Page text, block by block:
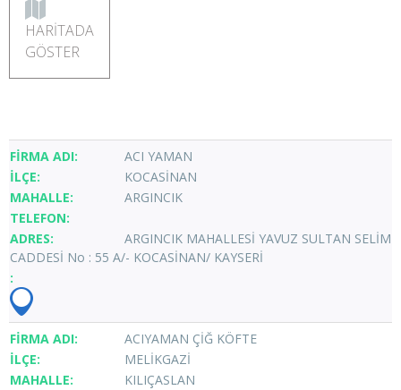
HARİTADA
GÖSTER
ACI YAMAN
KOCASİNAN
ARGINCIK
ARGINCIK MAHALLESİ YAVUZ SULTAN SELİM
CADDESİ No : 55 A/- KOCASİNAN/ KAYSERİ
ACIYAMAN ÇİĞ KÖFTE
MELİKGAZİ
KILIÇASLAN